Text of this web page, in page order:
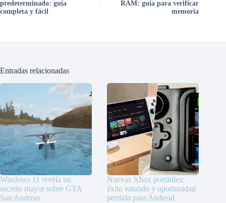
predeterminado: guía
completa y fácil
RAM: guía para verificar
memoria
Entradas relacionadas
Windows 11 revela un
secreto mayor sobre GTA
San Andreas
Nuevas Xbox portátiles:
éxito rotundo y oportunidad
perdida para Android